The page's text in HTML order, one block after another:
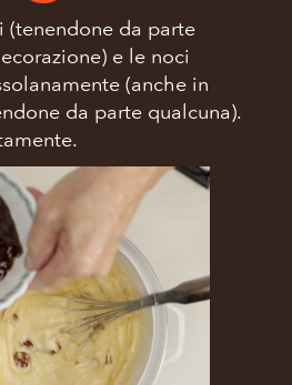
da parte
e le noci
(anche in
da parte qualcuna).